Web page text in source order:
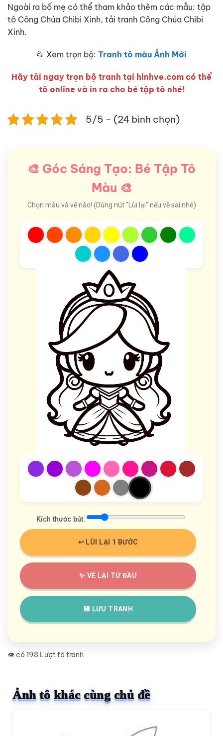
Ngoài ra bố mẹ có thể tham khảo thêm các mẫu: tập
tô Công Chúa Chibi Xinh, tải tranh Công Chúa Chibi
Xinh.
📂 Xem trọn bộ: Tranh tô màu Ảnh Mới
Hãy tải ngay trọn bộ tranh tại hinhve.com có thể
tô online và in ra cho bé tập tô nhé!
5/5 - (24 bình chọn)
🎨 Góc Sáng Tạo: Bé Tập Tô
Màu 🎨
Chọn màu và vẽ nào! (Dùng nút "Lùi lại" nếu vẽ sai nhé)
Kích thước bút:
↩️ LÙI LẠI 1 BƯỚC
✨ VẼ LẠI TỪ ĐẦU
💾 LƯU TRANH
👁️ có 198 Lượt tô tranh
Ảnh tô khác cùng chủ đề